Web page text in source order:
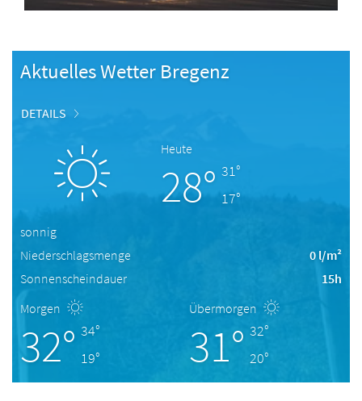
Aktuelles Wetter Bregenz
DETAILS
Heute
28° 31°
17°
sonnig
Niederschlagsmenge
0 l/m²
Sonnenscheindauer
15h
Morgen
32° 34°
19°
Übermorgen
31° 32°
20°